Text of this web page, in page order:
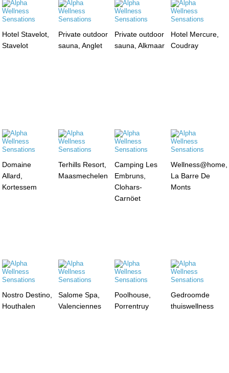
Hotel Stavelot,
Stavelot
Private outdoor
sauna, Anglet
Private outdoor
sauna, Alkmaar
Hotel Mercure,
Coudray
Domaine
Allard,
Kortessem
Terhills Resort,
Maasmechelen
Camping Les
Embruns,
Clohars-
Carnöet
Wellness@home,
La Barre De
Monts
Nostro Destino,
Houthalen
Salome Spa,
Valenciennes
Poolhouse,
Porrentruy
Gedroomde
thuiswellness